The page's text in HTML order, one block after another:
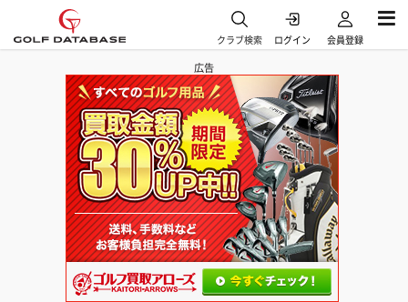
クラブ検索 ログイン 会員登録
広告